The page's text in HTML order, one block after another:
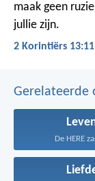
maak geen
jullie zijn.
2 Korintiërs
Gerelateerde
De HERE